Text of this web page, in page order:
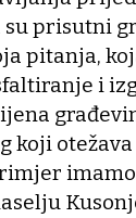
su prisutni
pitanja,
i
koji